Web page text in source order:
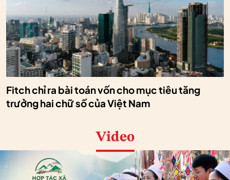
Fitch chỉ ra bài toán vốn cho mục tiêu tăng
trưởng hai chữ số của Việt Nam
Video